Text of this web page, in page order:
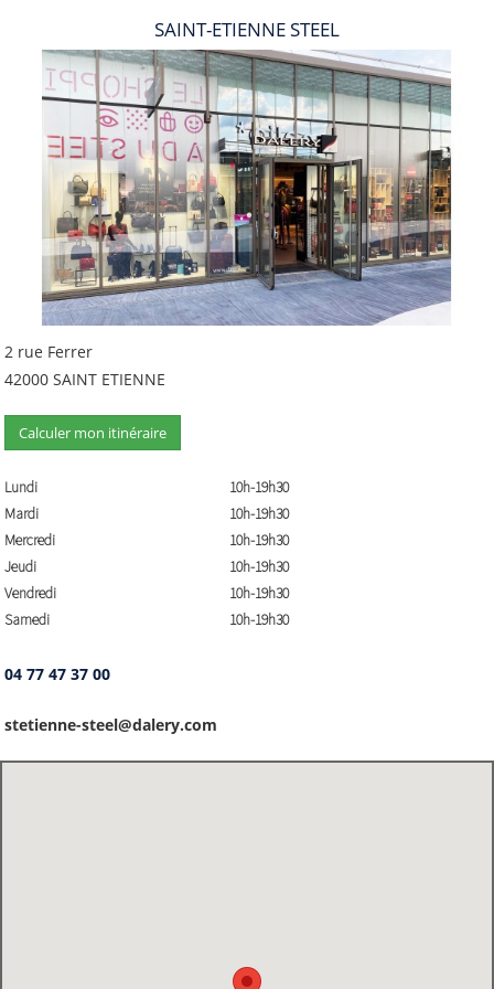
SAINT-ETIENNE STEEL
2 rue Ferrer
42000 SAINT ETIENNE
Calculer mon itinéraire
Lundi
10h-19h30
Mardi
10h-19h30
Mercredi
10h-19h30
Jeudi
10h-19h30
Vendredi
10h-19h30
Samedi
10h-19h30
04 77 47 37 00
stetienne-steel@dalery.com